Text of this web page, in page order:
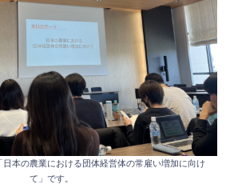
本の農業における団体経営体の常雇い増加に向け
て」です。